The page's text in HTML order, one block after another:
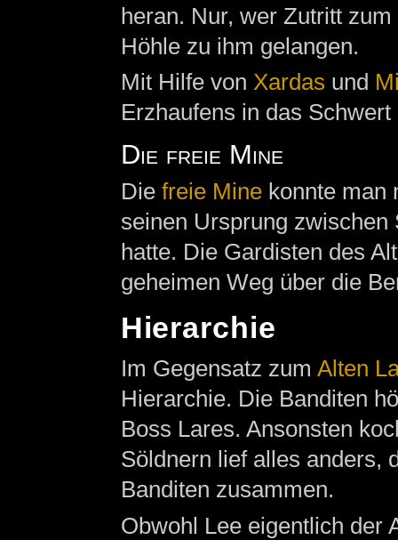
heran. Nur, wer Zutritt
Höhle zu ihm gelangen.
Mit Hilfe von Xardas und
Erzhaufens in das Schwert
Die freie Mine
Die freie Minekonnte man
seinen Ursprung
hatte. Die Gardisten des
geheimen Weg über die
Hierarchie
Im Gegensatz zum Alten
Hierarchie. Die Banditen
Boss Lares. Ansonsten
Söldnern lief alles anders,
Banditen zusammen.
Obwohl Lee eigentlich der